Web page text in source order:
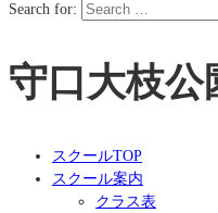
Search for:
守口大枝
スクールTOP
スクール案内
クラス表